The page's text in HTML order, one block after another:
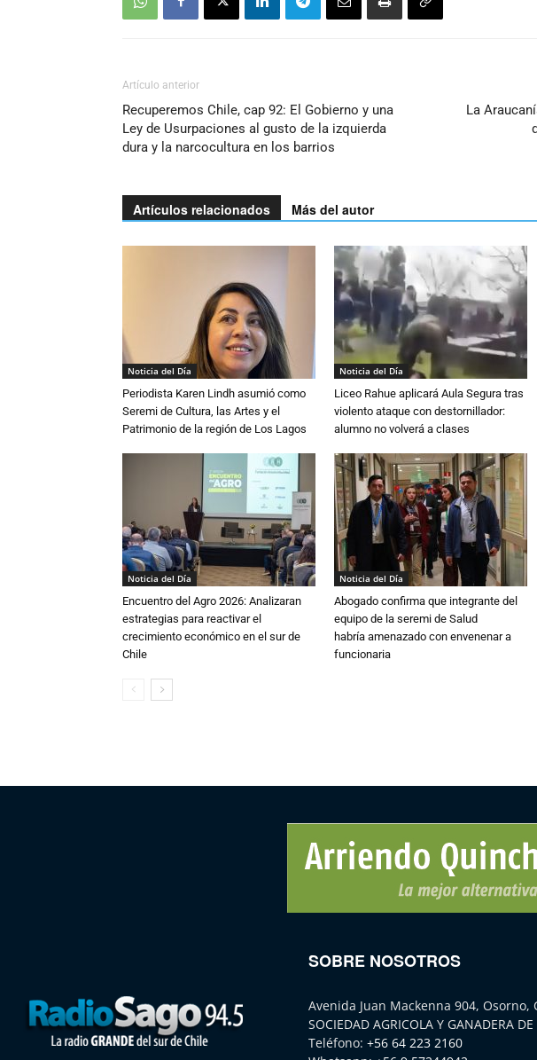
Artículo anterior
Recuperemos Chile, cap 92: El Gobierno y una
Ley de Usurpaciones al gusto de la izquierda
dura y la narcocultura en los barrios
La
Artículos relacionados Más del autor
Noticia del Día
Periodista Karen Lindh asumió como
Seremi de Cultura, las Artes y el
Patrimonio de la región de Los Lagos
Noticia del Día
Liceo Rahue aplicará Aula Segura tras
violento ataque con destornillador:
alumno no volverá a clases
Noticia del Día
Encuentro del Agro 2026: Analizaran
estrategias para reactivar el
crecimiento económico en el sur de
Chile
Noticia del Día
Abogado confirma que integrante del
equipo de la seremi de Salud
habría amenazado con envenenar a
funcionaria
SOBRE NOSOTROS
Avenida Juan Mackenna 904, Osorno,
SOCIEDAD AGRICOLA Y GANADERA
Teléfono: +56 64 223 2160